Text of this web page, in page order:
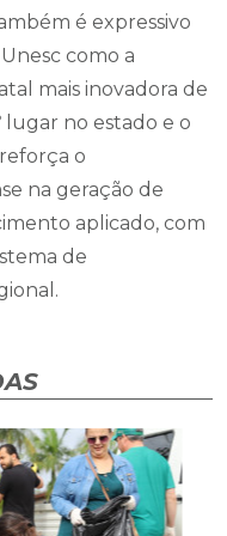
é expressivo
como a
mais inovadora de
lugar no estado e o
o
na geração de
aplicado, com
de